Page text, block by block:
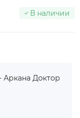
В наличии
Аркана Доктор